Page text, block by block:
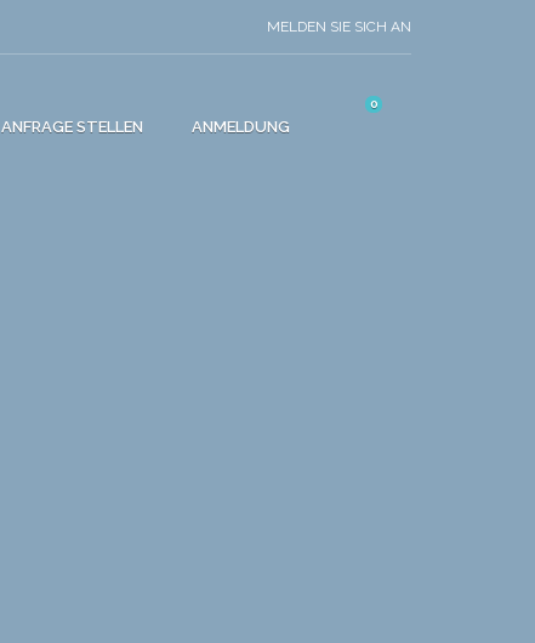
MELDEN SIE SICH AN
ANFRAGE STELLEN ANMELDUNG
0